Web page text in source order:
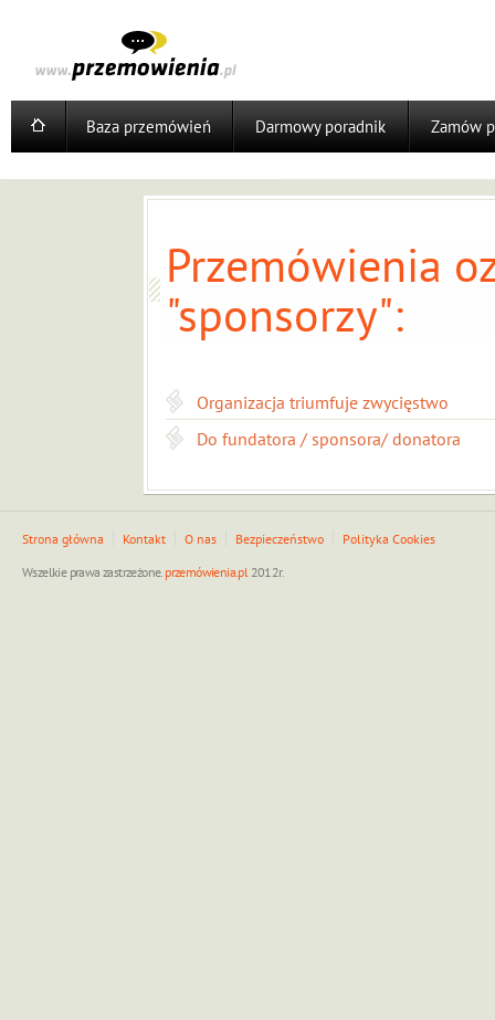
Baza przemówień Darmowy poradnik Zamów
Przemówienia
"sponsorzy":
Organizacja triumfuje zwycięstwo
Do fundatora / sponsora/ donatora
Strona główna Kontakt O nas Bezpieczeństwo
Polityka Cookies
Wszelkie prawa zastrzeżone. przemówienia.pl2012r.